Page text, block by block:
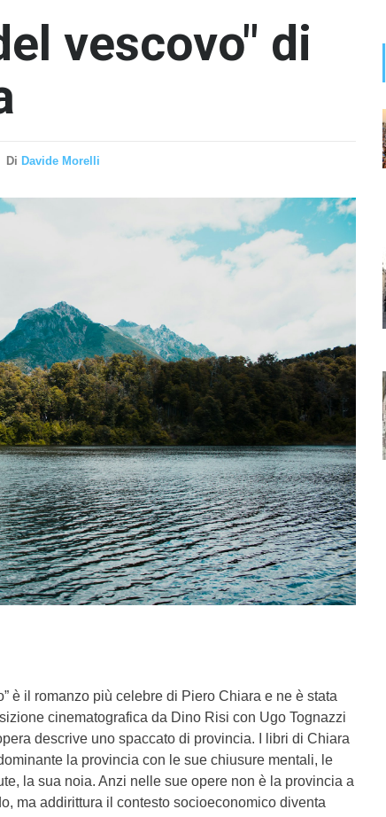
vescovo" di
Di Davide Morelli
è il romanzo più celebre di Piero Chiara e ne è stata
cinematografica da Dino Risi con Ugo Tognazzi
descrive uno spaccato di provincia. I libri di Chiara
la provincia con le sue chiusure mentali, le
la sua noia. Anzi nelle sue opere non è la provincia a
ma addirittura il contesto socioeconomico diventa